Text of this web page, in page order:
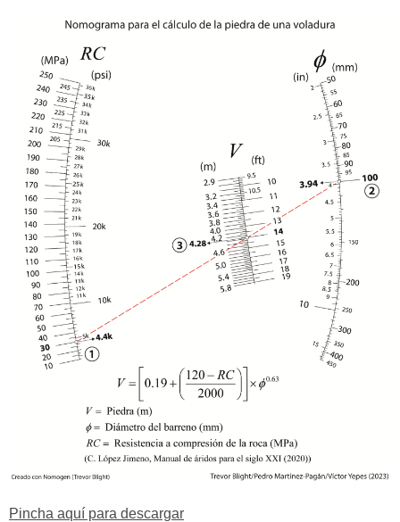
Pincha aquí para descargar